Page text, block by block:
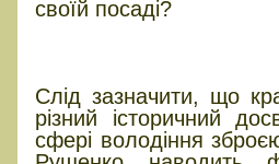
своїй посаді?
Слід зазначити, що
різний історичний
сфері володіння